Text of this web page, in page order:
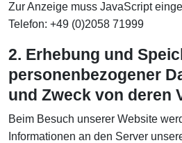
Zur Anzeige muss JavaScript
Telefon: +49 (0)2058 71999
2. Erhebung und
personenbezogener
und Zweck von deren
Beim Besuch unserer Website
Informationen an den Server